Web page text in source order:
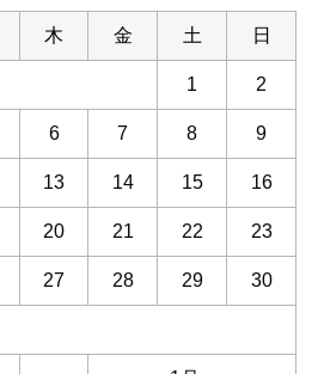
木 金 土 日
1 2
6 7 8 9
13 14 15 16
20 21 22 23
27 28 29 30